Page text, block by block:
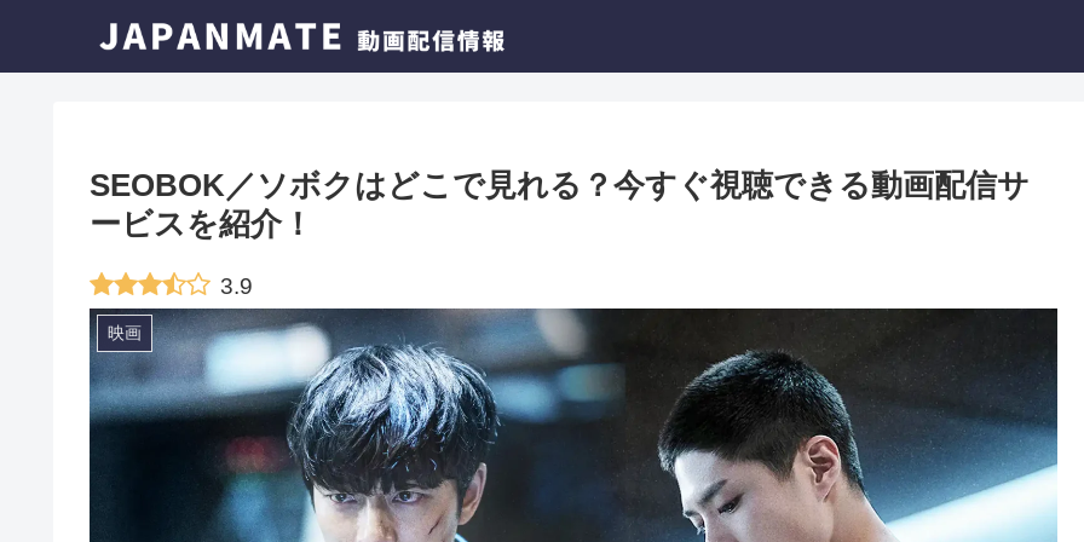
SEOBOK／ソボクはどこで見れる？今すぐ視聴できる動画配信サ
ービスを紹介！
3.9
映画